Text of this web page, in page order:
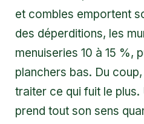
et combles emportent
des déperditions, les
menuiseries 10 à 15 %,
planchers bas. Du
traiter ce qui fuit le
prend tout son sens